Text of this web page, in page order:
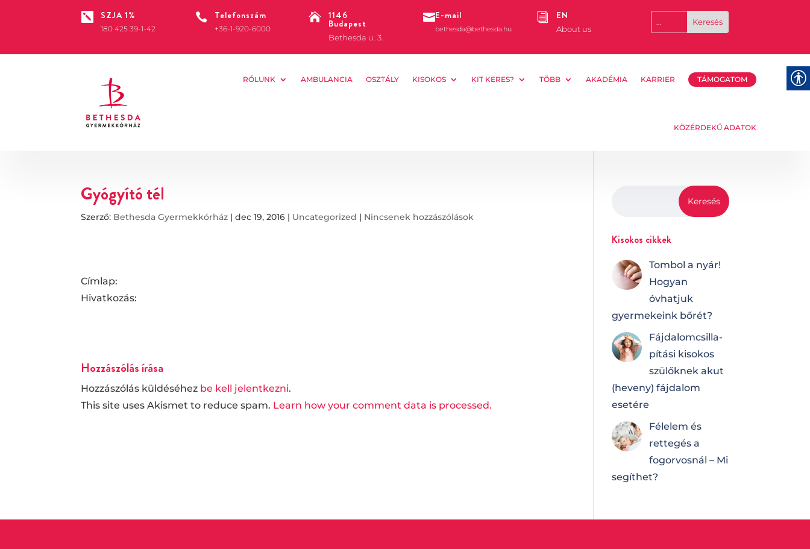
 SZJA 1%
180 425 39-1-42
 Telefonszám
+36-1-920-6000
 1146
Budapest
Bethesda u. 3.
E-mail
bethesda@bethesda.hu
i EN
About us
RÓLUNK AMBULANCIA OSZTÁLY KISOKOS KIT KERES? TÖBB AKADÉMIA KARRIER TÁMOGATOM
KÖZÉRDEKŰ ADATOK
Gyógyító tél
Szerző: Bethesda Gyermekkórház |dec 19, 2016 | Uncategorized | Nincsenek hozzászólások
Címlap:
Hivatkozás:
Hozzászólás írása
Hozzászólás küldéséhez be kell jelentkezni.
This site uses Akismet to reduce spam. Learn how your comment data is processed.
Kisokos cikkek
Tombol a nyár!
Hogyan
óvhatjuk
gyermekeink bőrét?
Fájdalomcsilla­
pí­tá­si kisokos
szülőknek akut
(heveny) fájdalom
esetére
Félelem és
rettegés a
fogorvosnál – Mi
segíthet?